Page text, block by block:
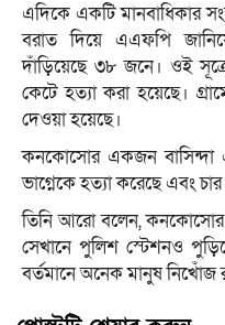
এদিকে একটি মানবাধিকার
বরাত দিয়ে এএফপি
দাঁড়িয়েছে ৩৮ জনে। ওই
কেটে হত্যা করা হয়েছে।
দেওয়া হয়েছে।
কনকোসোর একজন বাসিন্দা
ভাগ্নেকে হত্যা করেছে এবং
তিনি আরো বলেন, কনকোসোর
সেখানে পুলিশ স্টেশনও
বর্তমানে অনেক মানুষ নিখোঁজ